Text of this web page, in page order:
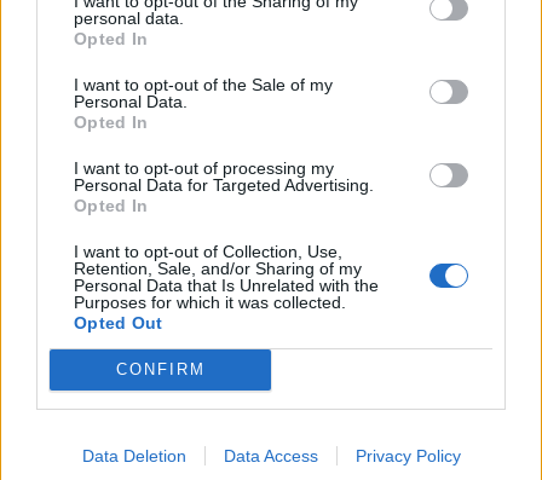
personal data.
Opted In
I want to opt-out of the Sale of my
Personal Data.
Opted In
I want to opt-out of processing my
Personal Data for Targeted Advertising.
Opted In
I want to opt-out of Collection, Use,
Retention, Sale, and/or Sharing of my
Personal Data that Is Unrelated with the
Purposes for which it was collected.
Opted Out
CONFIRM
Data Deletion Data Access Privacy Policy